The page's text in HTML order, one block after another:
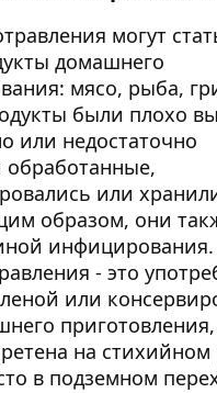
могут
домашнего
мясо, рыба,
были плохо
или недостаточно
обработанные,
или
образом, они
инфицирования.
- это
или
приготовления,
на
в подземном